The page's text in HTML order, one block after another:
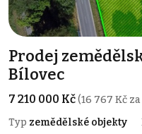
Prodej
Bílovec
7 210 000 Kč(16 767 Kč za
Typ zemědělské objekty